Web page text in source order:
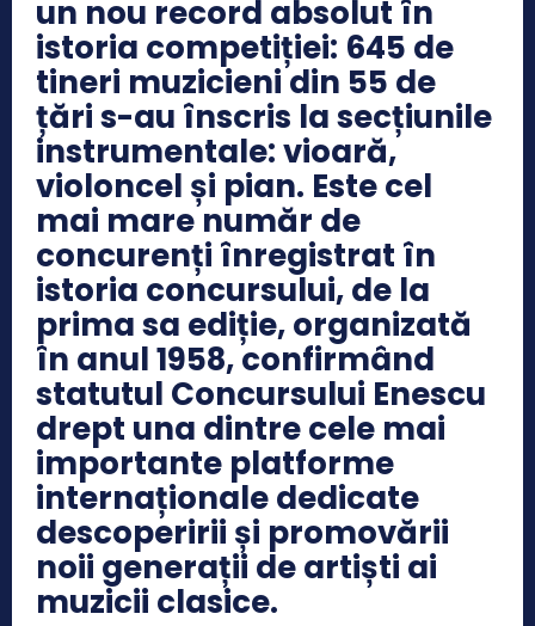
un nou record absolut în
istoria competiției: 645 de
tineri muzicieni din 55 de
țări s-au înscris la secțiunile
instrumentale: vioară,
violoncel și pian. Este cel
mai mare număr de
concurenți înregistrat în
istoria concursului, de la
prima sa ediție, organizată
în anul 1958, confirmând
statutul Concursului Enescu
drept una dintre cele mai
importante platforme
internaționale dedicate
descoperirii și promovării
noii generații de artiști ai
muzicii clasice.